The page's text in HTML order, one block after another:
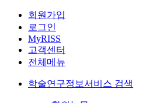
회원가입
로그인
MyRISS
고객센터
전체메뉴
학술연구정보서비스 검색